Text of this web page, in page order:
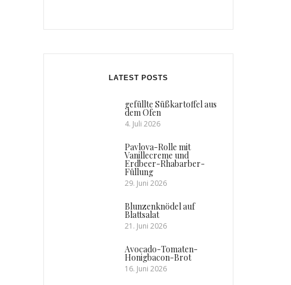
LATEST POSTS
gefüllte Süßkartoffel aus
dem Ofen
4. Juli 2026
Pavlova-Rolle mit
Vanillecreme und
Erdbeer-Rhabarber-
Füllung
29. Juni 2026
Blunzenknödel auf
Blattsalat
21. Juni 2026
Avocado-Tomaten-
Honigbacon-Brot
16. Juni 2026